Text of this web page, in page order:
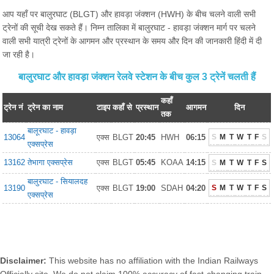
आप यहाँ पर बालुरघाट (BLGT) और हावड़ा जंक्शन (HWH) के बीच चलने वाली सभी
ट्रेनों की सूची देख सकते हैं। निम्न तालिका में बालुरघाट - हावड़ा जंक्शन मार्ग पर चलने
वाली सभी यात्री ट्रेनों के आगमन और प्रस्थान के समय और दिन की जानकारी हिंदी में दी
जा रही है।
बालुरघाट और हावड़ा जंक्शन रेलवे स्टेशन के बीच कुल 3 ट्रेनें चलती हैं
ट्रेन नं ट्रेन का नाम टाइप कहाँ से प्रस्थान
कहाँ
तक
आगमन दिन
13064
बालूरघाट - हावड़ा
एक्सप्रेस
एक्स BLGT 20:45 HWH 06:15 S M T W T F S
13162 तेभागा एक्सप्रेस एक्स BLGT 05:45 KOAA 14:15 S M T W T F S
13190
बालुरघाट - सियालदह
एक्सप्रेस
एक्स BLGT 19:00 SDAH 04:20 S M T W T F S
Disclaimer: This website has no affiliation with the Indian Railways